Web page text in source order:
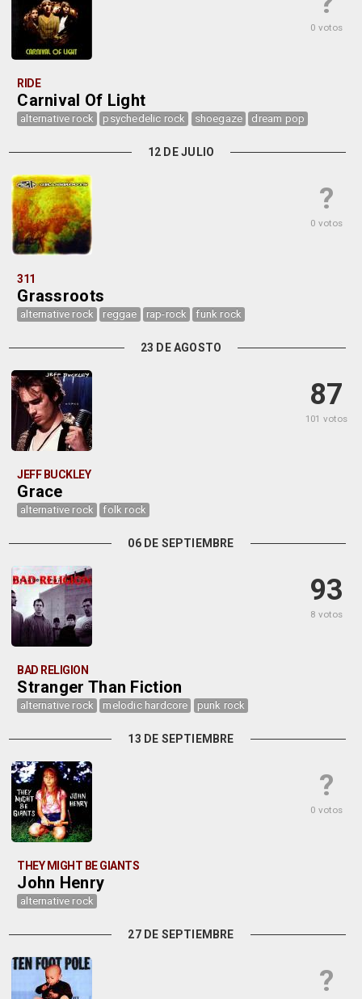
0 votos
RIDE
Carnival Of Light
alternative rock psychedelic rock shoegaze dream pop
12 DE JULIO
?
0 votos
311
Grassroots
alternative rock reggae rap-rock funk rock
23 DE AGOSTO
87
101 votos
JEFF BUCKLEY
Grace
alternative rock folk rock
06 DE SEPTIEMBRE
93
8 votos
BAD RELIGION
Stranger Than Fiction
alternative rock melodic hardcore punk rock
13 DE SEPTIEMBRE
?
0 votos
THEY MIGHT BE GIANTS
John Henry
alternative rock
27 DE SEPTIEMBRE
?